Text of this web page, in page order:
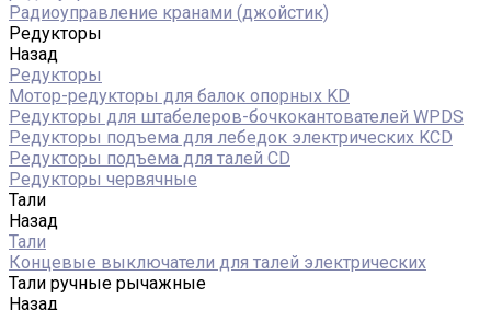
Радиоуправление кранами (джойстик)
Редукторы
Назад
Редукторы
Мотор-редукторы для балок опорных KD
Редукторы для штабелеров-бочкокантователей WPDS
Редукторы подъема для лебедок электрических KCD
Редукторы подъема для талей CD
Редукторы червячные
Тали
Назад
Тали
Концевые выключатели для талей электрических
Тали ручные рычажные
Назад